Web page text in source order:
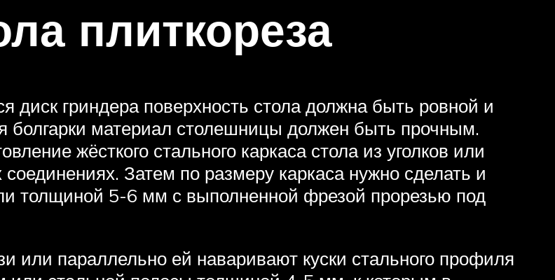
плиткореза
гриндера поверхность стола должна быть ровной и
болгарки материал столешницы должен быть прочным.
жёсткого стального каркаса стола из уголков или
Затем по размеру каркаса нужно сделать и
толщиной 5-6 мм с выполненной фрезой прорезью под
или параллельно ей наваривают куски стального профиля